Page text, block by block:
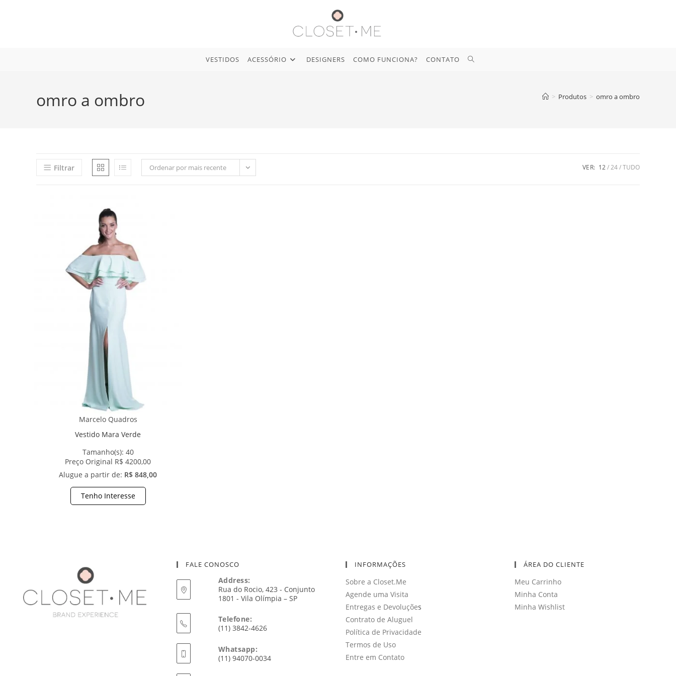
VESTIDOS ACESSÓRIO DESIGNERS COMO FUNCIONA? CONTATO ALTERNAR
omro a ombro > Produtos > omro a ombro
Filtrar Ordenar por mais recente VER: 12 24 TUDO
Marcelo Quadros
Vestido Mara Verde
Tamanho(s): 40
Preço Original R$ 4200,00
Alugue a partir de: R$ 848,00
Tenho Interesse
FALE CONOSCO
Address:
Rua do Rocio, 423 - Conjunto
1801 - Vila Olímpia – SP
Telefone:
(11) 3842-4626
Whatsapp:
(11) 94070-0034
INFORMAÇÕES
Sobre a Closet.Me
Agende uma Visita
Entregas e Devoluções
Contrato de Aluguel
Política de Privacidade
Termos de Uso
Entre em Contato
ÁREA DO CLIENTE
Meu Carrinho
Minha Conta
Minha Wishlist